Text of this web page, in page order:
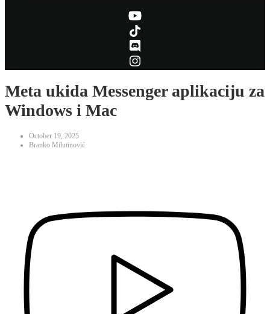
Meta ukida Messenger aplikaciju za
Windows i Mac
October 19, 2025
Branko Milutinović